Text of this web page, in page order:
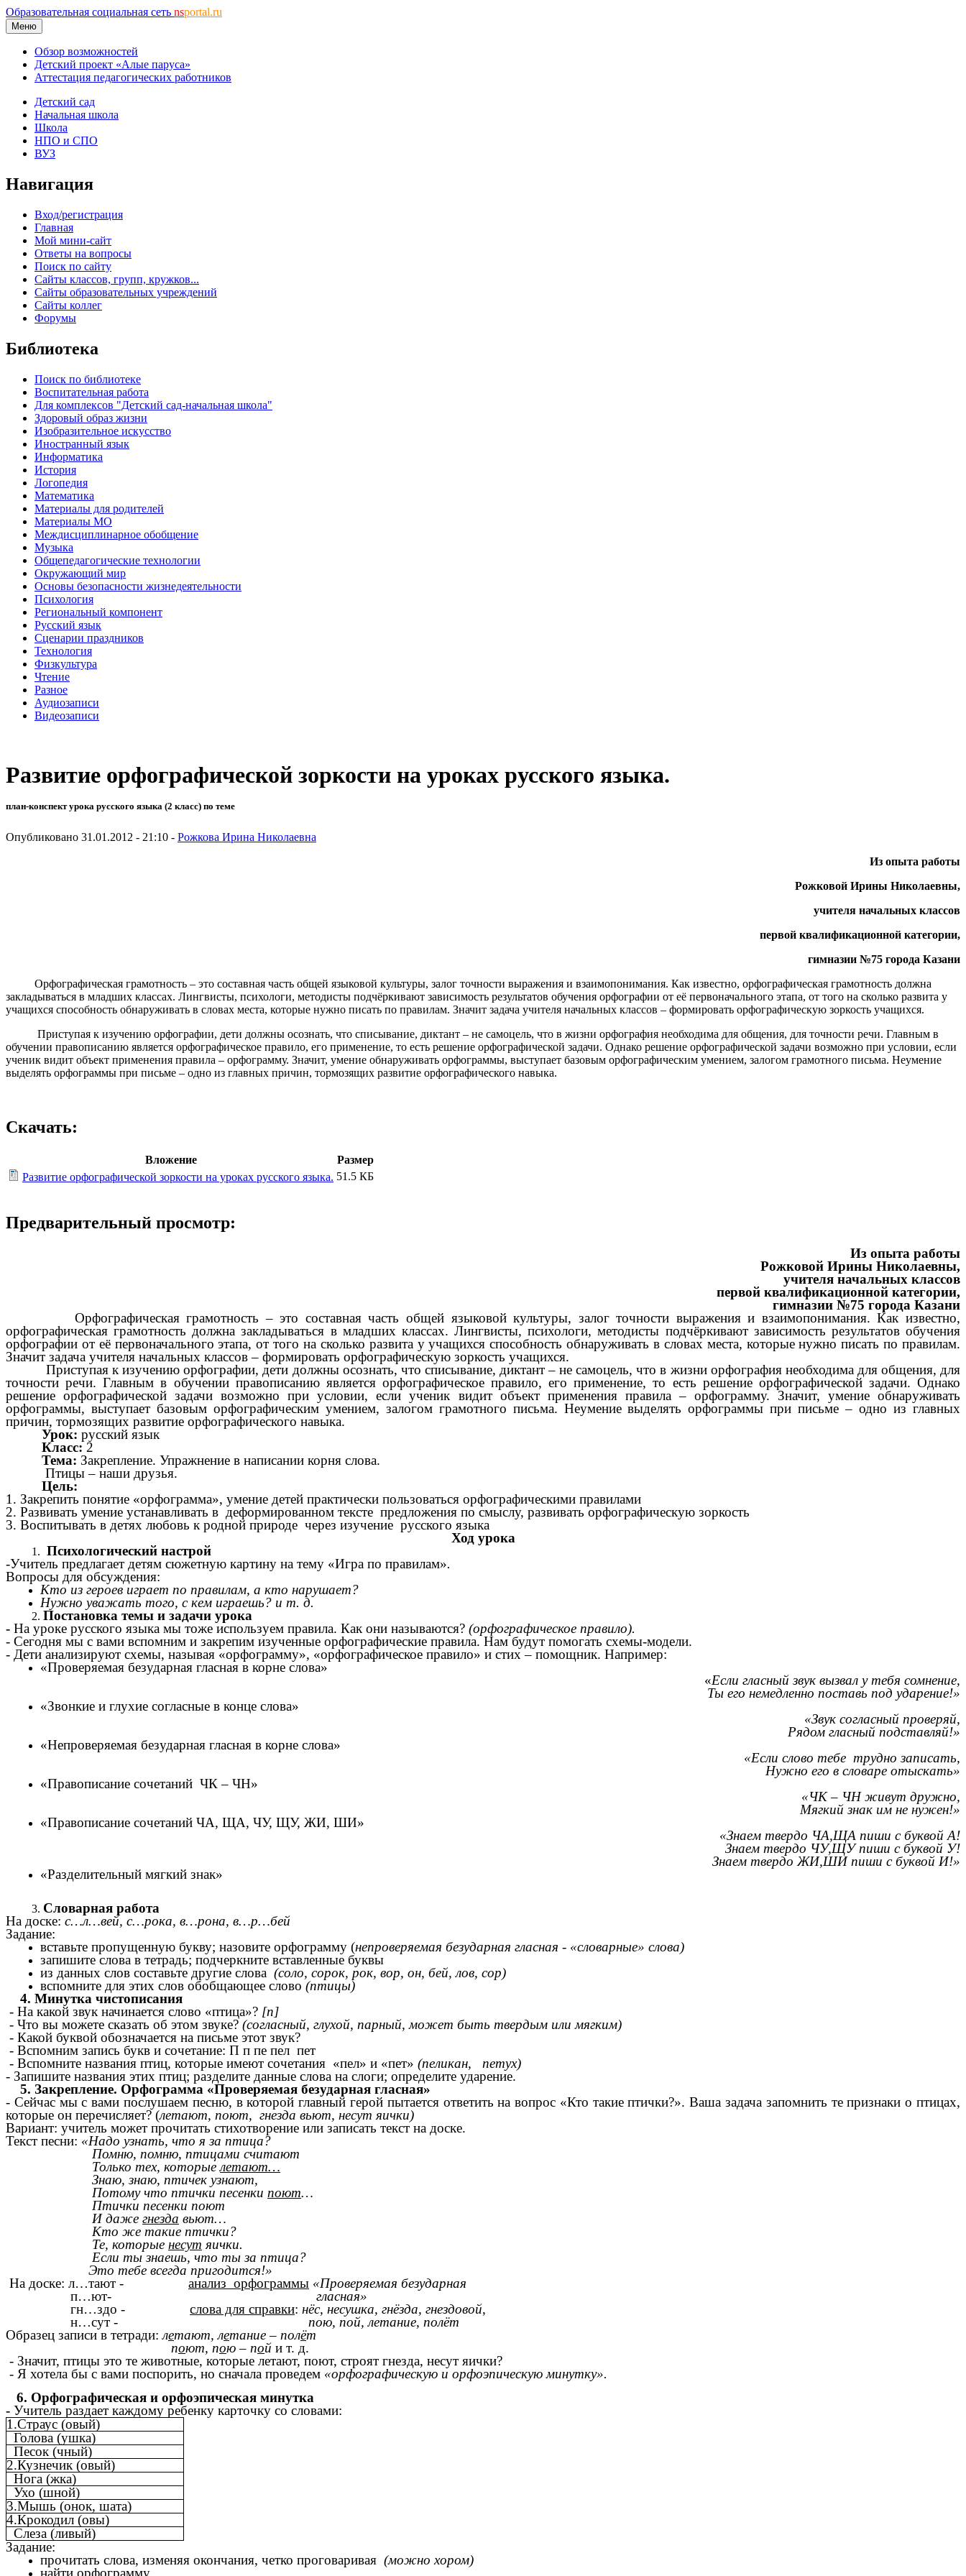
Образовательная социальная сеть nsportal.ru
Меню
Обзор возможностей
Детский проект «Алые паруса»
Аттестация педагогических работников
Детский сад
Начальная школа
Школа
НПО и СПО
ВУЗ
Навигация
Вход/регистрация
Главная
Мой мини-сайт
Ответы на вопросы
Поиск по сайту
Сайты классов, групп, кружков...
Сайты образовательных учреждений
Сайты коллег
Форумы
Библиотека
Поиск по библиотеке
Воспитательная работа
Для комплексов "Детский сад-начальная школа"
Здоровый образ жизни
Изобразительное искусство
Иностранный язык
Информатика
История
Логопедия
Математика
Материалы для родителей
Материалы МО
Междисциплинарное обобщение
Музыка
Общепедагогические технологии
Окружающий мир
Основы безопасности жизнедеятельности
Психология
Региональный компонент
Русский язык
Сценарии праздников
Технология
Физкультура
Чтение
Разное
Аудиозаписи
Видеозаписи
Развитие орфографической зоркости на уроках русского языка.
план-конспект урока русского языка (2 класс) по теме
Опубликовано 31.01.2012 - 21:10 - Рожкова Ирина Николаевна
Из опыта работы
Рожковой Ирины Николаевны,
учителя начальных классов
первой квалификационной категории,
гимназии №75 города Казани
Орфографическая грамотность – это составная часть общей языковой культуры, залог точности выражения и взаимопонимания. Как известно, орфографическая грамотность должна
закладываться в младших классах. Лингвисты, психологи, методисты подчёркивают зависимость результатов обучения орфографии от её первоначального этапа, от того на сколько развита у
учащихся способность обнаруживать в словах места, которые нужно писать по правилам. Значит задача учителя начальных классов – формировать орфографическую зоркость учащихся.
Приступая к изучению орфографии, дети должны осознать, что списывание, диктант – не самоцель, что в жизни орфография необходима для общения, для точности речи. Главным в
обучении правописанию является орфографическое правило, его применение, то есть решение орфографической задачи. Однако решение орфографической задачи возможно при условии, если
ученик видит объект применения правила – орфограмму. Значит, умение обнаруживать орфограммы, выступает базовым орфографическим умением, залогом грамотного письма. Неумение
выделять орфограммы при письме – одно из главных причин, тормозящих развитие орфографического навыка.
Скачать:
Вложение
Размер
Развитие орфографической зоркости на уроках русского языка. 51.5 КБ
Предварительный просмотр:
Из опыта работы
Рожковой Ирины Николаевны,
учителя начальных классов
первой квалификационной категории,
гимназии №75 города Казани
Орфографическая грамотность – это составная часть общей языковой культуры, залог точности выражения и взаимопонимания. Как известно,
орфографическая грамотность должна закладываться в младших классах. Лингвисты, психологи, методисты подчёркивают зависимость результатов обучения
орфографии от её первоначального этапа, от того на сколько развита у учащихся способность обнаруживать в словах места, которые нужно писать по правилам.
Значит задача учителя начальных классов – формировать орфографическую зоркость учащихся.
Приступая к изучению орфографии, дети должны осознать, что списывание, диктант – не самоцель, что в жизни орфография необходима для общения, для
точности речи. Главным в обучении правописанию является орфографическое правило, его применение, то есть решение орфографической задачи. Однако
решение орфографической задачи возможно при условии, если ученик видит объект применения правила – орфограмму. Значит, умение обнаруживать
орфограммы, выступает базовым орфографическим умением, залогом грамотного письма. Неумение выделять орфограммы при письме – одно из главных
причин, тормозящих развитие орфографического навыка.
Урок: русский язык
Класс: 2
Тема: Закрепление. Упражнение в написании корня слова.
Птицы – наши друзья.
Цель:
1. Закрепить понятие «орфограмма», умение детей практически пользоваться орфографическими правилами
2. Развивать умение устанавливать в деформированном тексте предложения по смыслу, развивать орфографическую зоркость
3. Воспитывать в детях любовь к родной природе через изучение русского языка
Ход урока
Психологический настрой
-Учитель предлагает детям сюжетную картину на тему «Игра по правилам».
Вопросы для обсуждения:
Кто из героев играет по правилам, а кто нарушает?
Нужно уважать того, с кем играешь? и т. д.
Постановка темы и задачи урока
- На уроке русского языка мы тоже используем правила. Как они называются? (орфографическое правило).
- Сегодня мы с вами вспомним и закрепим изученные орфографические правила. Нам будут помогать схемы-модели.
- Дети анализируют схемы, называя «орфограмму», «орфографическое правило» и стих – помощник. Например:
«Проверяемая безударная гласная в корне слова»
«Если гласный звук вызвал у тебя сомнение,
Ты его немедленно поставь под ударение!»
«Звонкие и глухие согласные в конце слова»
«Звук согласный проверяй,
Рядом гласный подставляй!»
«Непроверяемая безударная гласная в корне слова»
«Если слово тебе трудно записать,
Нужно его в словаре отыскать»
«Правописание сочетаний ЧК – ЧН»
«ЧК – ЧН живут дружно,
Мягкий знак им не нужен!»
«Правописание сочетаний ЧА, ЩА, ЧУ, ЩУ, ЖИ, ШИ»
«Знаем твердо ЧА,ЩА пиши с буквой А!
Знаем твердо ЧУ,ЩУ пиши с буквой У!
Знаем твердо ЖИ,ШИ пиши с буквой И!»
«Разделительный мягкий знак»
Словарная работа
На доске: с…л…вей, с…рока, в…рона, в…р…бей
Задание:
вставьте пропущенную букву; назовите орфограмму (непроверяемая безударная гласная - «словарные» слова)
запишите слова в тетрадь; подчеркните вставленные буквы
из данных слов составьте другие слова (соло, сорок, рок, вор, он, бей, лов, сор)
вспомните для этих слов обобщающее слово (птицы)
4. Минутка чистописания
- На какой звук начинается слово «птица»? [п]
- Что вы можете сказать об этом звуке? (согласный, глухой, парный, может быть твердым или мягким)
- Какой буквой обозначается на письме этот звук?
- Вспомним запись букв и сочетание: П п пе пел пет
- Вспомните названия птиц, которые имеют сочетания «пел» и «пет» (пеликан, петух)
- Запишите названия этих птиц; разделите данные слова на слоги; определите ударение.
5. Закрепление. Орфограмма «Проверяемая безударная гласная»
- Сейчас мы с вами послушаем песню, в которой главный герой пытается ответить на вопрос «Кто такие птички?». Ваша задача запомнить те признаки о птицах,
которые он перечисляет? (летают, поют, гнезда вьют, несут яички)
Вариант: учитель может прочитать стихотворение или записать текст на доске.
Текст песни: «Надо узнать, что я за птица?
Помню, помню, птицами считают
Только тех, которыелетают…
Знаю, знаю, птичек узнают,
Потому что птички песенки поют…
Птички песенки поют
И даже гнезда вьют…
Кто же такие птички?
Те, которые несут яички.
Если ты знаешь, что ты за птица?
Это тебе всегда пригодится!»
На доске: л…тают - анализ орфограммы «Проверяемая безударная
п…ют- гласная»
гн…здо - слова для справки: нёс, несушка, гнёзда, гнездовой,
н…сут - пою, пой, летание, полёт
Образец записи в тетради:летают, летание – полёт
поют, пою – пой и т. д.
- Значит, птицы это те животные, которые летают, поют, строят гнезда, несут яички?
- Я хотела бы с вами поспорить, но сначала проведем «орфографическую и орфоэпическую минутку».
6. Орфографическая и орфоэпическая минутка
- Учитель раздает каждому ребенку карточку со словами:
1.Страус (овый)
Голова (ушка)
Песок (чный)
2.Кузнечик (овый)
Нога (жка)
Ухо (шной)
3.Мышь (онок, шата)
4.Крокодил (овы)
Слеза (ливый)
Задание:
прочитать слова, изменяя окончания, четко проговаривая (можно хором)
найти орфограмму